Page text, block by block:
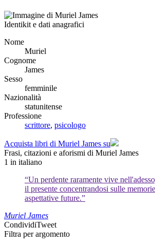
Identikit e dati anagrafici
Nome
Muriel
Cognome
James
Sesso
femminile
Nazionalità
statunitense
Professione
scrittore, psicologo
Acquista libri di Muriel James su
Frasi, citazioni e aforismi di Muriel James
1 in italiano
“Un perdente raramente vive
il presente concentrandosi sulle
aspettative future.”
Muriel James
CondividiTweet
Filtra per argomento